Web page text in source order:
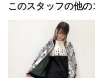
このスタッフの他の